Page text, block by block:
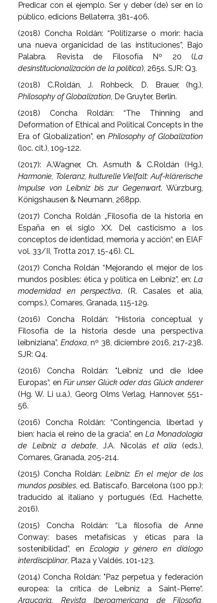
Predicar con el ejemplo. Ser y deber (de) ser en lo
público, edicions Bellaterra, 381-406.
(2018) Concha Roldán: “Politizarse o morir: hacia
una nueva organicidad de las instituciones”, Bajo
Palabra. Revista de Filosofía Nº 20 (La
desinstitucionalización de la política), 265s. SJR: Q3.
(2018) C.Roldán, J. Rohbeck, D. Brauer, (hg.),
Philosophy of Globalization, De Gruyter, Berlin.
(2018) Concha Roldán: “The Thinning and
Deformation of Ethical and Political Concepts in the
Era of Globalization”, enPhilosophy of Globalization
(loc. cit.), 109-122.
(2017): A.Wagner, Ch. Asmuth & C.Roldán (Hg.),
Harmonie, Toleranz, kulturelle Vielfalt: Auf-klärerische
Impulse von Leibniz bis zur Gegenwart. Würzburg,
Königshausen & Neumann, 268pp.
(2017) Concha Roldán „Filosofía de la historia en
España en el siglo XX. Del casticismo a los
conceptos de identidad, memoria y acción“, en EIAF
vol. 33/II, Trotta 2017, 15-46). CL
(2017) Concha Roldán “Mejorando el mejor de los
mundos posibles: ética y política en Leibniz”, en:La
modernidad en perspectiva. (R. Casales et alia,
comps.), Comares, Granada, 115-129.
(2016) Concha Roldán: “Historia conceptual y
Filosofía de la historia desde una perspectiva
leibniziana”, Endoxa, nº 38, diciembre 2016, 217-238.
SJR: Q4.
(2016) Concha Roldán: "Leibniz und die Idee
Europas“, enFür unser Glück oder das Glück anderer
(Hg. W. Li u.a.), Georg Olms Verlag, Hannover, 551-
56.
(2016) Concha Roldán: “Contingencia, libertad y
bien: hacia el reino de la gracia”, enLa Monadología
de Leibniz a debate, J.A. Nicolás et alia(eds.),
Comares, Granada, 205-214.
(2015) Concha Roldán: Leibniz. En el mejor de los
mundos posibles, ed. Batiscafo, Barcelona (100 pp.);
traducido al italiano y portugués (Ed. Hachette,
2016).
(2015) Concha Roldán: “La filosofía de Anne
Conway: bases metafísicas y éticas para la
sostenibilidad”, en Ecología y género en diálogo
interdisciplinar, Plaza y Valdés, 101-123.
(2014) Concha Roldán: "Paz perpetua y federación
europea: la crítica de Leibniz a Saint-Pierre“.
Araucaria. Revista Iberoamericana de Filosofía,